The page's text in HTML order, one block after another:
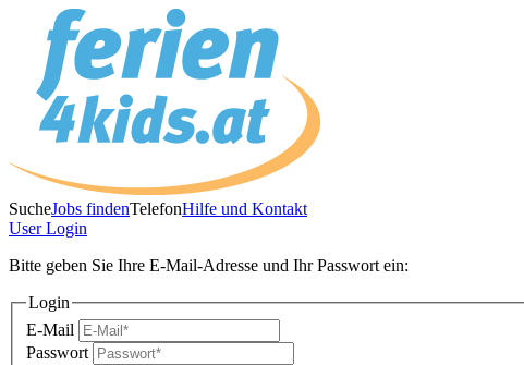
SucheJobs findenTelefonHilfe und Kontakt
UserLogin
Bitte geben Sie Ihre E-Mail-Adresse und Ihr Passwort ein:
Login
E-Mail
Passwort